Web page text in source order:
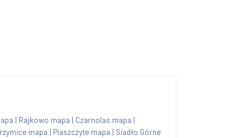
| Rajkowo mapa | Czarnolas mapa |
mapa | Piaszczyte mapa | Siadło Górne